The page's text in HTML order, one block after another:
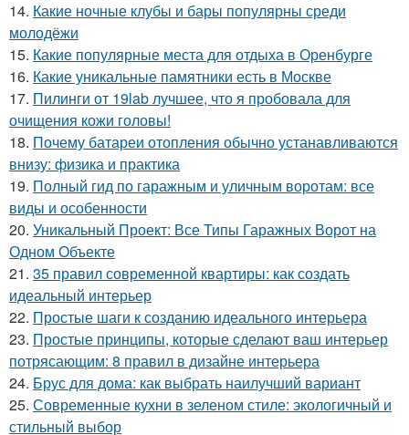
14. Какие ночные клубы и бары популярны среди
молодёжи
15. Какие популярные места для отдыха в Оренбурге
16. Какие уникальные памятники есть в Москве
17. Пилинги от 19lab лучшее, что я пробовала для
очищения кожи головы!
18. Почему батареи отопления обычно устанавливаются
внизу: физика и практика
19. Полный гид по гаражным и уличным воротам: все
виды и особенности
20. Уникальный Проект: Все Типы Гаражных Ворот на
Одном Объекте
21. 35 правил современной квартиры: как создать
идеальный интерьер
22. Простые шаги к созданию идеального интерьера
23. Простые принципы, которые сделают ваш интерьер
потрясающим: 8 правил в дизайне интерьера
24. Брус для дома: как выбрать наилучший вариант
25. Современные кухни в зеленом стиле: экологичный и
стильный выбор